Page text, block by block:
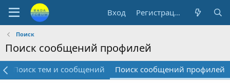
Вход Регистрация
Поиск
Поиск сообщений профилей
Поиск тем и сообщений
Поиск сообщений профилей